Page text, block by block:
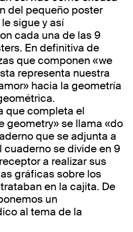
del pequeño poster
sigue y así
cada una de las 9
En definitiva de
que componen «we
representa nuestra
hacia la geometría
que completa el
geometry» se llama «do
que se adjunta a
cuaderno se divide en 9
a realizar sus
gráficas sobre los
en la cajita. De
un
al tema de la